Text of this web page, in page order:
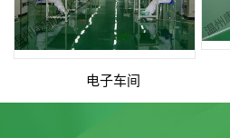
电子车间